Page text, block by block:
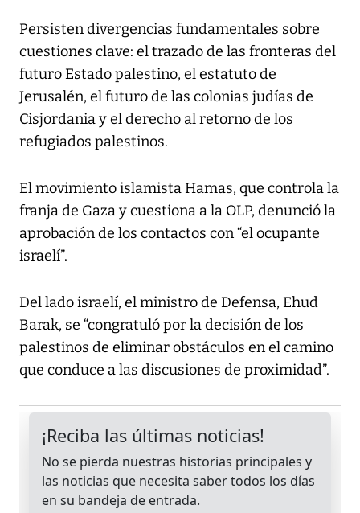
Persisten divergencias fundamentales sobre
cuestiones clave: el trazado de las fronteras del
futuro Estado palestino, el estatuto de
Jerusalén, el futuro de las colonias judías de
Cisjordania y el derecho al retorno de los
refugiados palestinos.
El movimiento islamista Hamas, que controla la
franja de Gaza y cuestiona a la OLP, denunció la
aprobación de los contactos con “el ocupante
israelí”.
Del lado israelí, el ministro de Defensa, Ehud
Barak, se “congratuló por la decisión de los
palestinos de eliminar obstáculos en el camino
que conduce a las discusiones de proximidad”.